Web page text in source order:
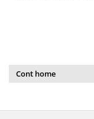
Cont home